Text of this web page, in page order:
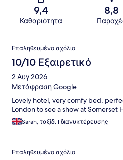
9,4
Καθαριότητα
8,8
Σχόλια
Επαληθευμένο σχόλιο
10/10 Εξαιρετικό
2 Αυγ 2026
Μετάφραση Google
Lovely hotel, very comfy bed,
London to see a show at Somerset
Sarah, ταξίδι 1 διανυκτέρευσης
Επαληθευμένο σχόλιο